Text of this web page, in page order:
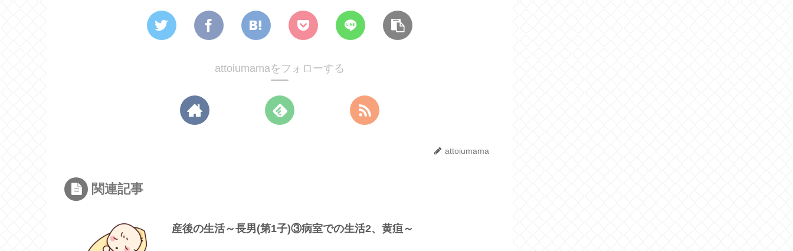
attoiumamaをフォローする
attoiumama
関連記事
産後の生活～長男(第1子)③病室での生活2、黄疸～